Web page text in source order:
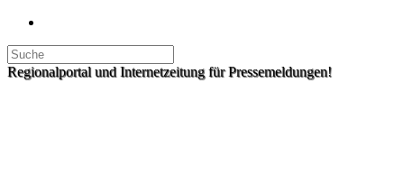
Regionalportal und Internetzeitung für Pressemeldungen!